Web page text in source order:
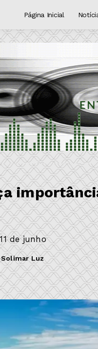
Página Inicial
de junho
Solimar Luz